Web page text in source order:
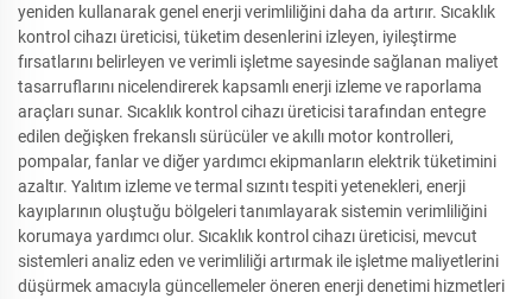
yeniden kullanarak genel enerji verimliliğini daha da artırır. Sıcaklık
kontrol cihazı üreticisi, tüketim desenlerini izleyen, iyileştirme
fırsatlarını belirleyen ve verimli işletme sayesinde sağlanan maliyet
tasarruflarını nicelendirerek kapsamlı enerji izleme ve raporlama
araçları sunar. Sıcaklık kontrol cihazı üreticisi tarafından entegre
edilen değişken frekanslı sürücüler ve akıllı motor kontrolleri,
pompalar, fanlar ve diğer yardımcı ekipmanların elektrik tüketimini
azaltır. Yalıtım izleme ve termal sızıntı tespiti yetenekleri, enerji
kayıplarının oluştuğu bölgeleri tanımlayarak sistemin verimliliğini
korumaya yardımcı olur. Sıcaklık kontrol cihazı üreticisi, mevcut
sistemleri analiz eden ve verimliliği artırmak ile işletme maliyetlerini
düşürmek amacıyla güncellemeler öneren enerji denetimi hizmetleri